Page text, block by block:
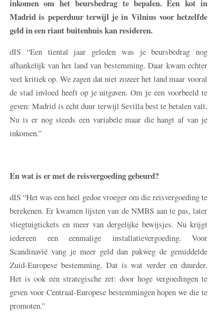
inkomen om het beursbedrag te bepalen. Een kot in
Madrid is peperduur terwijl je in Vilnius voor hetzelfde
geld in een riant buitenhuis kan resideren.
dIS “Een tiental jaar geleden was je beursbedrag nog
afhankelijk van het land van bestemming. Daar kwam echter
veel kritiek op. We zagen dat niet zozeer het land maar vooral
de stad invloed heeft op je uitgaven. Om je een voorbeeld te
geven: Madrid is echt duur terwijl Sevilla best te betalen valt.
Nu is er nog steeds een variabele maar die hangt af van je
inkomen.”
En wat is er met de reisvergoeding gebeurd?
dIS “Het was een heel gedoe vroeger om die reisvergoeding te
berekenen. Er kwamen lijsten van de NMBS aan te pas, later
vliegtuigtickets en meer van dergelijke bewijsjes. Nu krijgt
iedereen een eenmalige installatievergoeding. Voor
Scandinavië vang je meer geld dan pakweg de gemiddelde
Zuid-Europese bestemming. Dat is wat verder en duurder.
Het is ook een strategische zet: door hoge vergoedingen te
geven voor Centraal-Europese bestemmingen hopen we die te
promoten.”